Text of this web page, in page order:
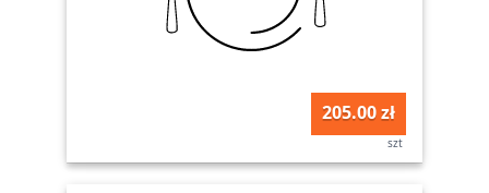
205.00 zł
szt